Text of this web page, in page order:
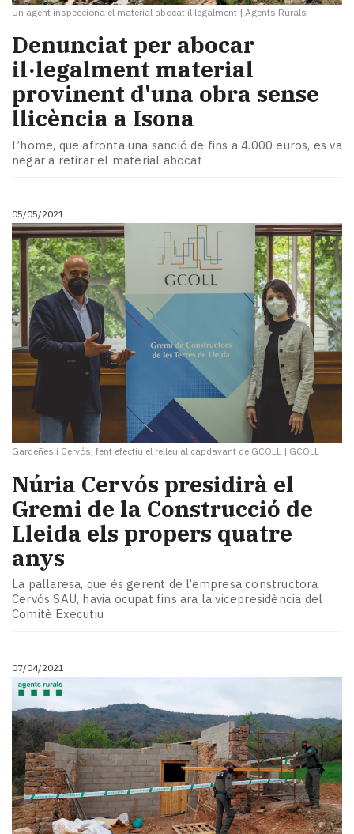
Un agent inspecciona el material abocat il·legalment | Agents Rurals
Denunciat per abocar
il·legalment material
provinent d'una obra sense
llicència a Isona
L’home, que afronta una sanció de fins a 4.000 euros, es va
negar a retirar el material abocat
05/05/2021
Gardeñes i Cervós, fent efectiu el relleu al capdavant de GCOLL | GCOLL
​Núria Cervós presidirà el
Gremi de la Construcció de
Lleida els propers quatre
anys
La pallaresa, que és gerent de l’empresa constructora
Cervós SAU, havia ocupat fins ara la vicepresidència del
Comitè Executiu
07/04/2021